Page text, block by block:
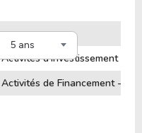
5 ans
d'Investissement - $
de Financement - $